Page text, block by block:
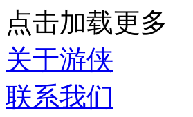
点击加载更多
关于游侠
联系我们